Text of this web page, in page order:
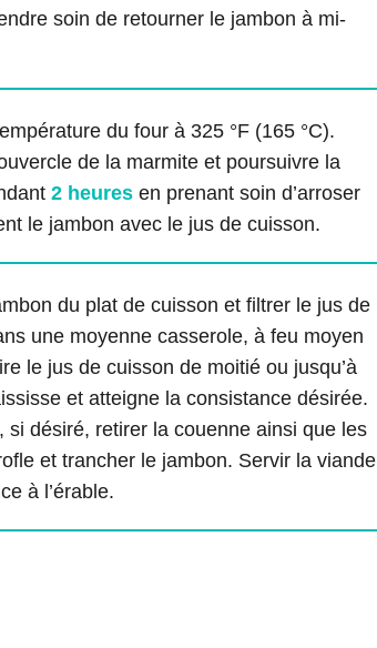
soin de retourner le jambon à mi-
du four à 325 °F (165 °C).
de la marmite et poursuivre la
2 heures en prenant soin d’arroser
le jambon avec le jus de cuisson.
du plat de cuisson et filtrer le jus de
une moyenne casserole, à feu moyen
le jus de cuisson de moitié ou jusqu’à
et atteigne la consistance désirée.
si désiré, retirer la couenne ainsi que les
et trancher le jambon. Servir la viande
à l’érable.